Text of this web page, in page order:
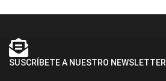
SUSCRÍBETE A NUESTRO NEWSLETTER